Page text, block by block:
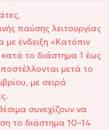
παύσης λειτουργίας
ένδειξη «Κατόπιν
το διάστημα 1 έως
μετά το
με σειρά
συνεχίζουν να
το διάστημα 10–14